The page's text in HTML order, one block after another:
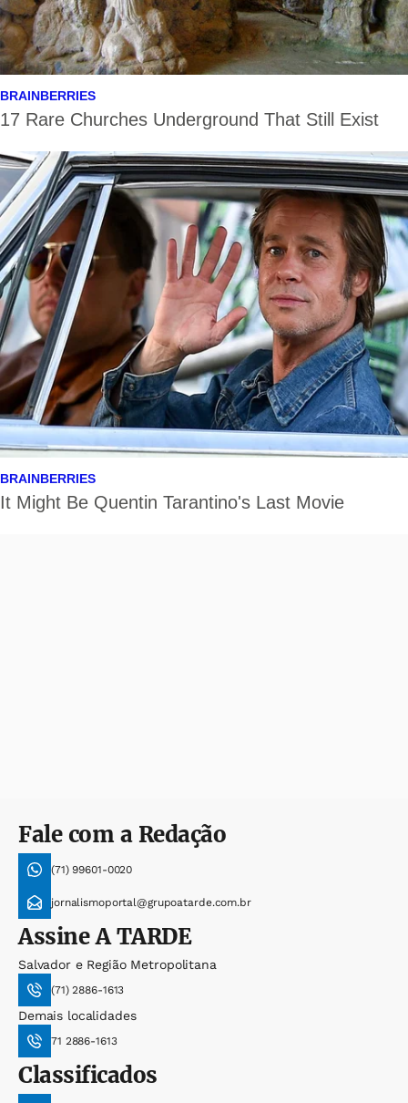
Fale com a Redação
(71) 99601-0020
jornalismoportal@grupoatarde.com.br
AssineA TARDE
Salvador e Região Metropolitana
(71) 2886-1613
Demais localidades
71 2886-1613
Classificados